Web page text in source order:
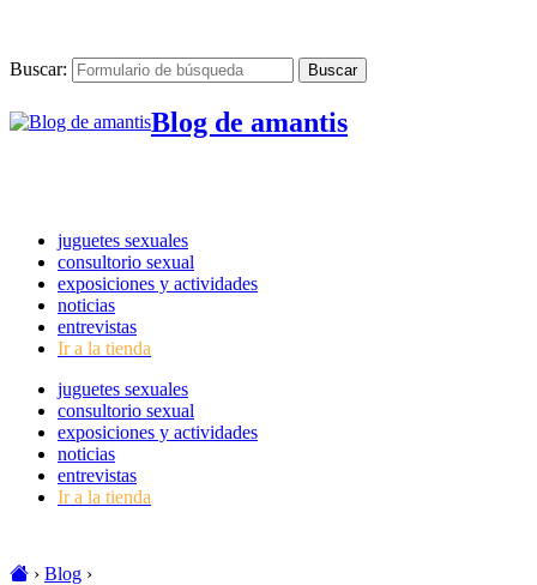
Buscar:
Blog de amantis
juguetes sexuales
consultorio sexual
exposiciones y actividades
noticias
entrevistas
Ir a la tienda
juguetes sexuales
consultorio sexual
exposiciones y actividades
noticias
entrevistas
Ir a la tienda
› Blog ›